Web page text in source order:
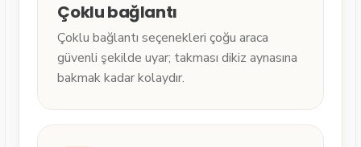
Çoklu bağlantı
Çoklu bağlantı seçenekleri çoğu araca
güvenli şekilde uyar; takması dikiz aynasına
bakmak kadar kolaydır.